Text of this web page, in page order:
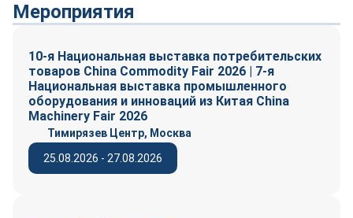
Мероприятия
10-я Национальная выставка потребительских
товаров China Commodity Fair 2026 | 7-я
Национальная выставка промышленного
оборудования и инноваций из Китая China
Machinery Fair 2026
25.08.2026 - 27.08.2026
Тимирязев Центр, Москва